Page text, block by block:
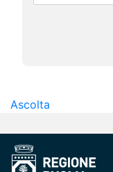
Ascolta